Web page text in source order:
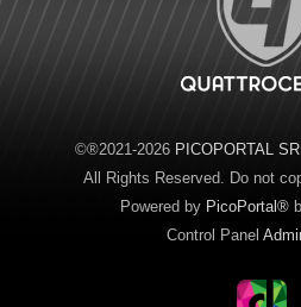
©®2021-2026 PICOPORTAL
All Rights Reserved. Do not
Powered by PicoPortal®
Control Panel